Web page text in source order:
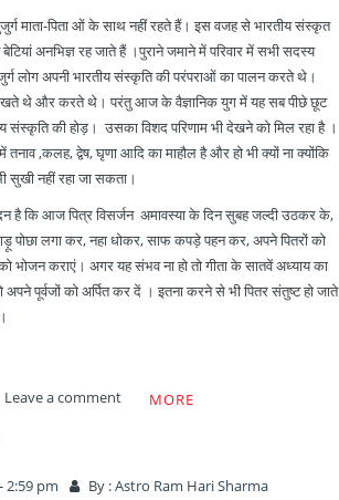
माता-पिता ओं के साथ नहीं रहते हैं। इस वजह से भारतीय संस्कृत
अनभिज्ञ रह जाते हैं ।पुराने जमाने में परिवार में सभी सदस्य
लोग अपनी भारतीय संस्कृति की परंपराओं का पालन करते थे।
थे और करते थे। परंतु आज के वैज्ञानिक युग में यह सब पीछे छूट
संस्कृति की होड़। उसका विशद परिणाम भी देखने को मिल रहा है ।
,कलह, द्वेष, घृणा आदि का माहौल है और हो भी क्यों ना क्योंकि
नहीं रहा जा सकता।
है कि आज पित्र विसर्जन अमावस्या के दिन सुबह जल्दी उठकर के,
पोछा लगा कर, नहा धोकर, साफ कपड़े पहन कर, अपने पितरों को
भोजन कराएं। अगर यह संभव ना हो तो गीता के सातवें अध्याय का
पूर्वजों को अर्पित कर दें । इतना करने से भी पितर संतुष्ट हो जाते
Leave a comment MORE
2:59 pm By :Astro Ram Hari Sharma